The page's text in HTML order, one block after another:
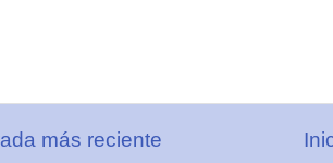
más reciente